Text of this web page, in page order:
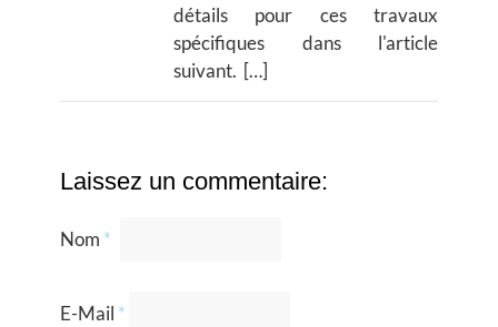
détails pour ces travaux
spécifiques dans l'article
suivant. […]
Laissez un commentaire:
Nom *
E-Mail *